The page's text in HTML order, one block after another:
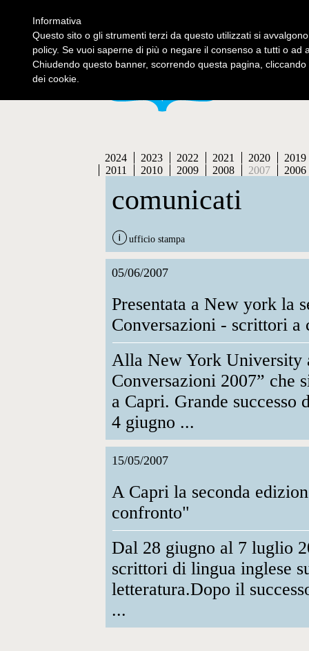
contatti
2024 2023 2022 2021 2020
2019
2011
2010 2009 2008 2007 2006
comunicati
ufficio stampa
05/06/2007
Presentata a New york la
Conversazioni - scrittori a
Alla New York University
Conversazioni 2007” che
a Capri. Grande successo
4 giugno ...
15/05/2007
A Capri la seconda
confronto"
Dal 28 giugno al 7 luglio
scrittori di lingua inglese
letteratura.Dopo il
...
Informativa
Questo sito o gli strumenti terzi da questo utilizzati si
policy. Se vuoi saperne di più o negare il consenso a tutti o ad
Chiudendo questo banner, scorrendo questa pagina,
dei cookie.